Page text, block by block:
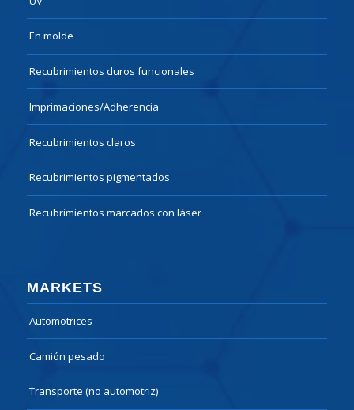
En molde
Recubrimientos duros funcionales
Imprimaciones/Adherencia
Recubrimientos claros
Recubrimientos pigmentados
Recubrimientos marcados con láser
MARKETS
Automotrices
Camión pesado
Transporte (no automotriz)